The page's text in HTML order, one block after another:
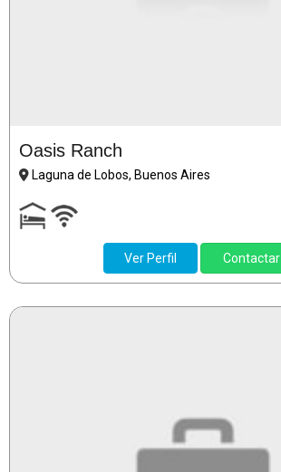
Oasis Ranch
Laguna de Lobos, Buenos Aires
Ver Perfil Contactar